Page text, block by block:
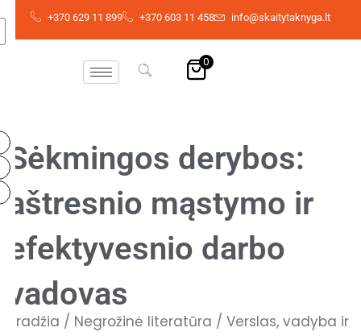
Pereiti
+370 629 11 899 +370 603 11 458 info@skaitytaknyga.lt
0
Sėkmingos derybos:
aštresnio mąstymo ir
efektyvesnio darbo
vadovas
Pradžia / Negrožinė literatūra / Verslas, vadyba ir